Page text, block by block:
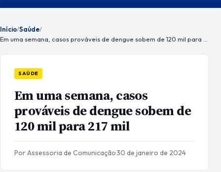
Menu
Início/Saúde/
SAÚDE
Em uma semana, casos
prováveis de dengue sobem de
120 mil para 217 mil
Por Assessoria de Comunicação·30 de janeiro de 2024